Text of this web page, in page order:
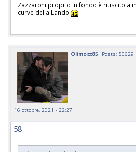
Zazzaroni proprio in fondo è riuscito a
curve della Lando
Olimpico85 Posts: 50629
16 ottobre, 2021 - 22:27
58